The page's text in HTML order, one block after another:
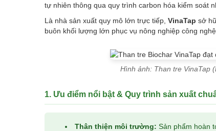
tự nhiên thông qua quy trình carbon hóa kiểm soát
Là nhà sản xuất quy mô lớn trực tiếp, VinaTap sở
buôn khối lượng lớn phục vụ nông nghiệp công
Hình ảnh: Than tre VinaTap
1. Ưu điểm nổi bật & Quy trình sản xuất
Thân thiện môi trường: Sản phẩm hoàn